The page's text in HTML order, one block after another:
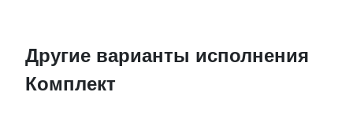
Другие варианты исполнения
Комплект